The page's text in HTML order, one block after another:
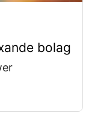
bolag